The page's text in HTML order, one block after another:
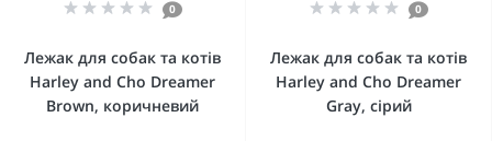
0
Лежак для собак та котів
Harley and Cho Dreamer
Brown, коричневий
0
Лежак для собак та котів
Harley and Cho Dreamer
Gray, сірий